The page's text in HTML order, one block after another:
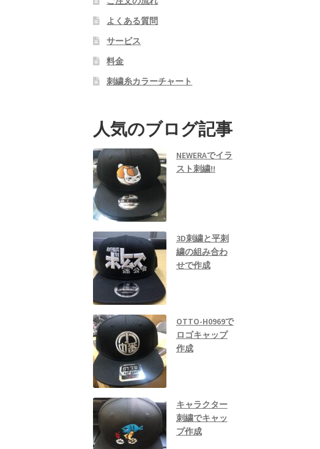
よくある質問
サービス
料金
刺繍糸カラーチャート
人気のブログ記事
NEWERAでイラ
スト刺繍!!
3D刺繍と平刺
繍の組み合わ
せで作成
OTTO-H0969で
ロゴキャップ
作成
キャラクター
刺繍でキャッ
プ作成